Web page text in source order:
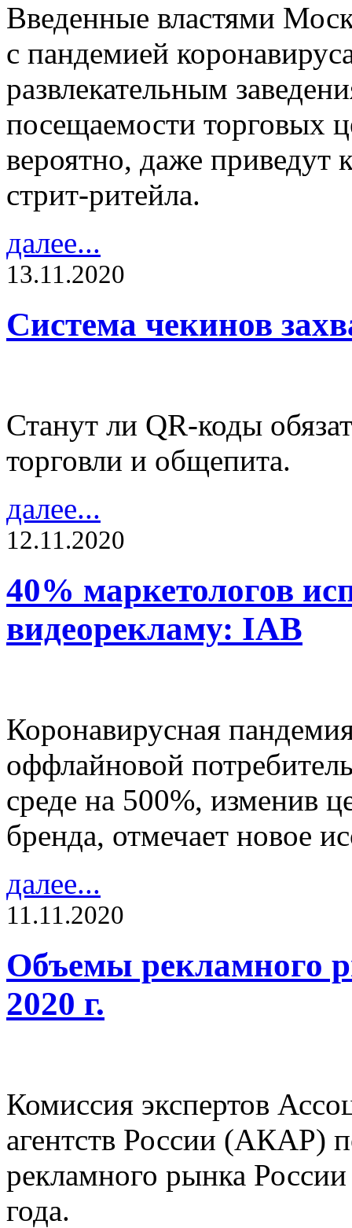
Введенные властями
с пандемией
развлекательным
посещаемости торговых
вероятно, даже приведут
стрит-ритейла.
далее...
13.11.2020
Система чекинов
Станут ли QR-коды
торговли и общепита.
далее...
12.11.2020
40% маркетологов
видеорекламу: IAB
Коронавирусная
оффлайновой
среде на 500%, изменив
бренда, отмечает новое
далее...
11.11.2020
Объемы рекламного
2020 г.
Комиссия экспертов
агентств России (АКАР)
рекламного рынка
года.